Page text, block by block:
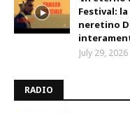
Festival:
neretino
July 29, 2026
RADIO